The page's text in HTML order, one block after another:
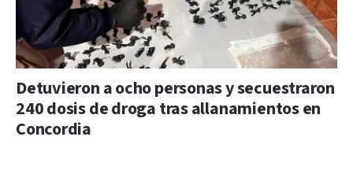
Detuvieron a ocho personas y secuestraron
240 dosis de droga tras allanamientos en
Concordia